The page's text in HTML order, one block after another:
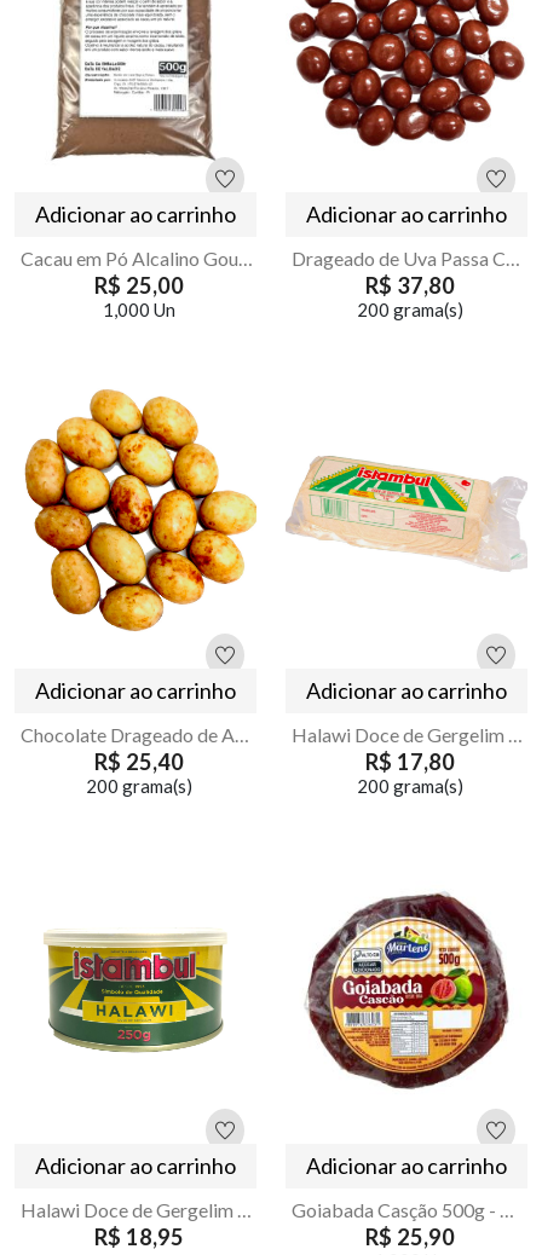
Adicionar ao carrinho
Cacau em Pó Alcalino Gourmet 500g Puro | Armazém Seu Luiz
R$ 25,00
1,000 Un
Adicionar ao carrinho
Drageado de Uva Passa Coberto com Chocolate ao Leite
R$ 37,80
200 grama(s)
Adicionar ao carrinho
R$ 25,40
200 grama(s)
Adicionar ao carrinho
R$ 17,80
200 grama(s)
Adicionar ao carrinho
Halawi Doce de Gergelim Istambul 250g
R$ 18,95
Adicionar ao carrinho
Goiabada Casção 500g - Dona Marlene
R$ 25,90